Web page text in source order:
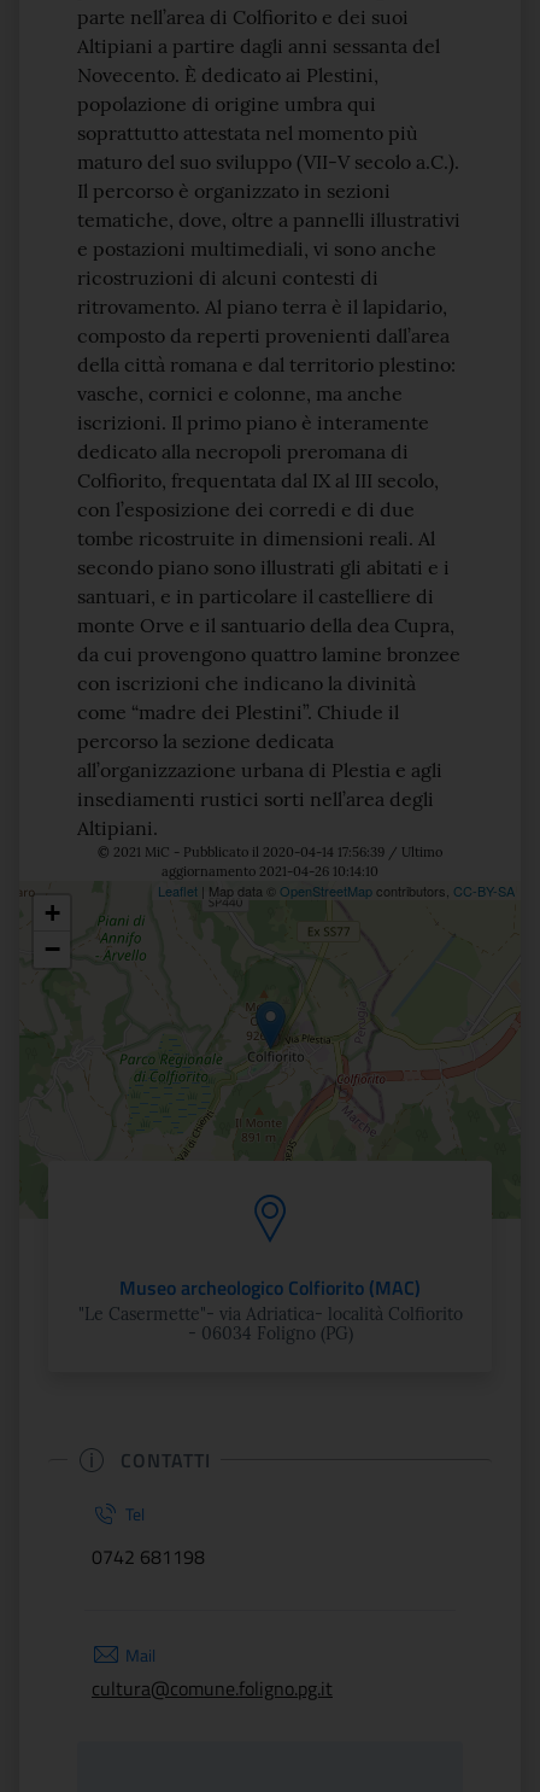
parte nell’area di Colfiorito e dei suoi
Altipiani a partire dagli anni sessanta del
Novecento. È dedicato ai Plestini,
popolazione di origine umbra qui
soprattutto attestata nel momento più
maturo del suo sviluppo (VII-V secolo a.C.).
Il percorso è organizzato in sezioni
tematiche, dove, oltre a pannelli illustrativi
e postazioni multimediali, vi sono anche
ricostruzioni di alcuni contesti di
ritrovamento. Al piano terra è il lapidario,
composto da reperti provenienti dall’area
della città romana e dal territorio plestino:
vasche, cornici e colonne, ma anche
iscrizioni. Il primo piano è interamente
dedicato alla necropoli preromana di
Colfiorito, frequentata dal IX al III secolo,
con l’esposizione dei corredi e di due
tombe ricostruite in dimensioni reali. Al
secondo piano sono illustrati gli abitati e i
santuari, e in particolare il castelliere di
monte Orve e il santuario della dea Cupra,
da cui provengono quattro lamine bronzee
con iscrizioni che indicano la divinità
come “madre dei Plestini”. Chiude il
percorso la sezione dedicata
all’organizzazione urbana di Plestia e agli
insediamenti rustici sorti nell’area degli
Altipiani.
© 2021 MiC - Pubblicato il 2020-04-14 17:56:39 / Ultimo
aggiornamento 2021-04-26 10:14:10
Posizione
+
−
Leaflet | Map data © OpenStreetMapcontributors, CC-BY-SA
Museo archeologico Colfiorito (MAC)
"Le Casermette"- via Adriatica- località Colfiorito
- 06034 Foligno (PG)
CONTATTI
Tel
0742 681198
Mail
cultura@comune.foligno.pg.it